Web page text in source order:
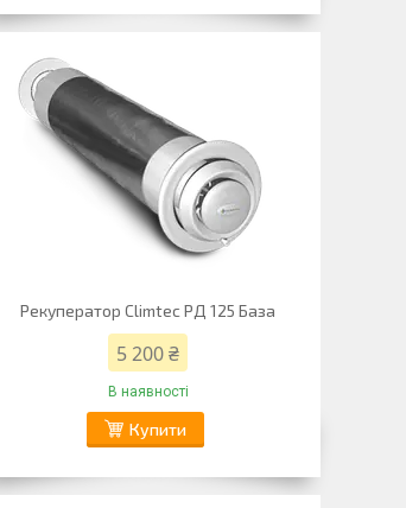
Рекуператор Climtec РД 125 База
5 200 ₴
В наявності
Купити